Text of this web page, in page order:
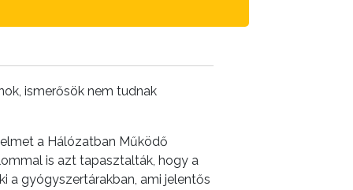
ismerősök nem tudnak
a Hálózatban Működő
is azt tapasztalták, hogy a
a gyógyszertárakban, ami jelentős